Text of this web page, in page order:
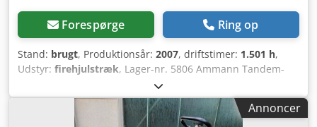
Forespørge Ring op
Stand: brugt, Produktionsår: 2007, driftstimer: 1.501 h,
Udstyr: firehjulstræk, Lager-nr. 5806 Ammann Tandem-
vibrationskøller, model AV16-2 ---- * Fabrikat: Ammann *
Model: AV16-2 * Årgang: 2007 * Farve: Gul * Læste
driftstimer: 1.501 timer Dkjdsy Sq Uiepfx Agvsr * Vægt:Annoncer